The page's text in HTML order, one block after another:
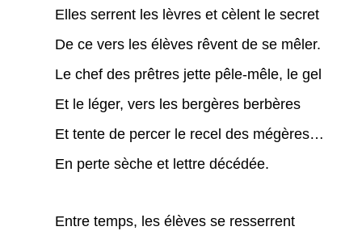
Elles serrent les lèvres et cèlent le secret
De ce vers les élèves rêvent de se mêler.
Le chef des prêtres jette pêle-mêle, le gel
Et le léger, vers les bergères berbères
Et tente de percer le recel des mégères…
En perte sèche et lettre décédée.
Entre temps, les élèves se resserrent